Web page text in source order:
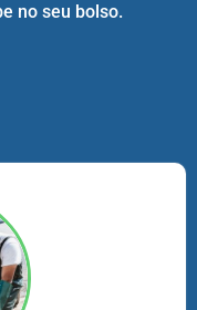
no seu bolso.